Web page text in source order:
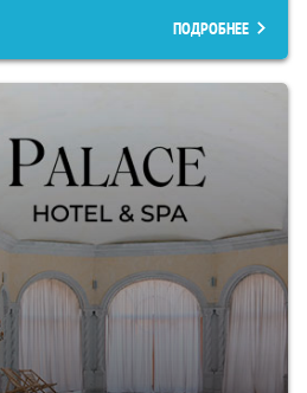
ПОДРОБНЕЕ